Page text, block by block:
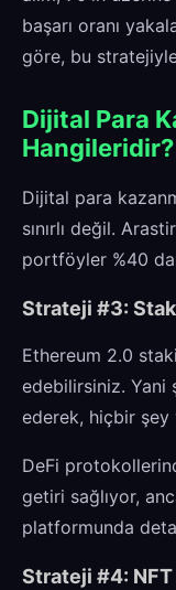
başarı oranı
göre, bu
Dijital Para
Hangileridir?
Dijital para
sınırlı değil.
portföyler %40
Strateji #3:
Ethereum 2.0
edebilirsiniz. Yani
ederek, hiçbir şey
DeFi
getiri sağlıyor,
platformunda
Strateji #4: NFT